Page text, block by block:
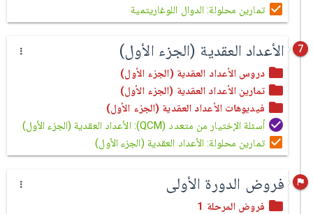
تمارين محلولة: الدوال اللوغاريتمية
7 الأعداد العقدية (الجزء الأول)
دروس الأعداد العقدية (الجزء الأول)
تمارين الأعداد العقدية (الجزء الأول)
فيديوهات الأعداد العقدية (الجزء الأول)
أسئلة الإختيار من متعدد (QCM): الأعداد العقدية (الجزء الأول)
تمارين محلولة: الأعداد العقدية (الجزء الأول)
فروض الدورة الأولى
فروض المرحلة 1